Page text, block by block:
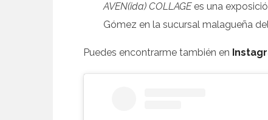
AVEN(ida) COLLAGEes una
Gómez en la sucursal malagueña
Puedes encontrarme también en